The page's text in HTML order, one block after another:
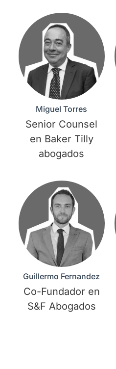
Miguel Torres
Senior Counsel
en Baker Tilly
abogados
Guillermo Fernandez
Co-Fundador en
S&F Abogados